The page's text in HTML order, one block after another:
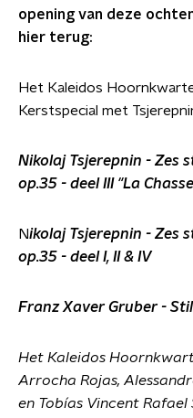
opening van deze
hier terug:
Het Kaleidos
Kerstspecial met
Nikolaj Tsjerepnin - Zes
op.35 - deel III "La
Nikolaj Tsjerepnin - Zes
op.35 - deel I, II & IV
Franz Xaver Gruber -
Het Kaleidos
Arrocha Rojas,
en Tobías Vincent